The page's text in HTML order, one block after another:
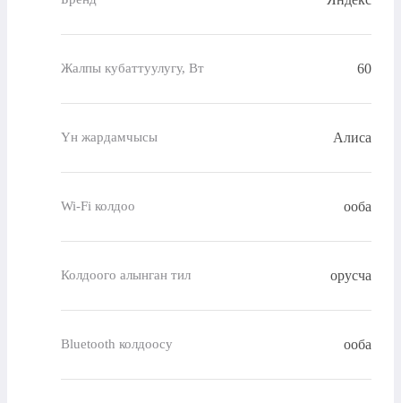
Жалпы кубаттуулугу, Вт 60
Үн жардамчысы Алиса
Wi-Fi колдоо ооба
Колдоого алынган тил орусча
Bluetooth колдоосу ооба